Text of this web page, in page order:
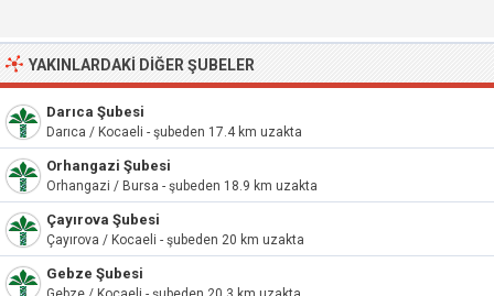
YAKINLARDAKI DIĞER ŞUBELER
Darıca Şubesi
Darıca / Kocaeli - şubeden 17.4 km uzakta
Orhangazi Şubesi
Orhangazi / Bursa - şubeden 18.9 km uzakta
Çayırova Şubesi
Çayırova / Kocaeli - şubeden 20 km uzakta
Gebze Şubesi